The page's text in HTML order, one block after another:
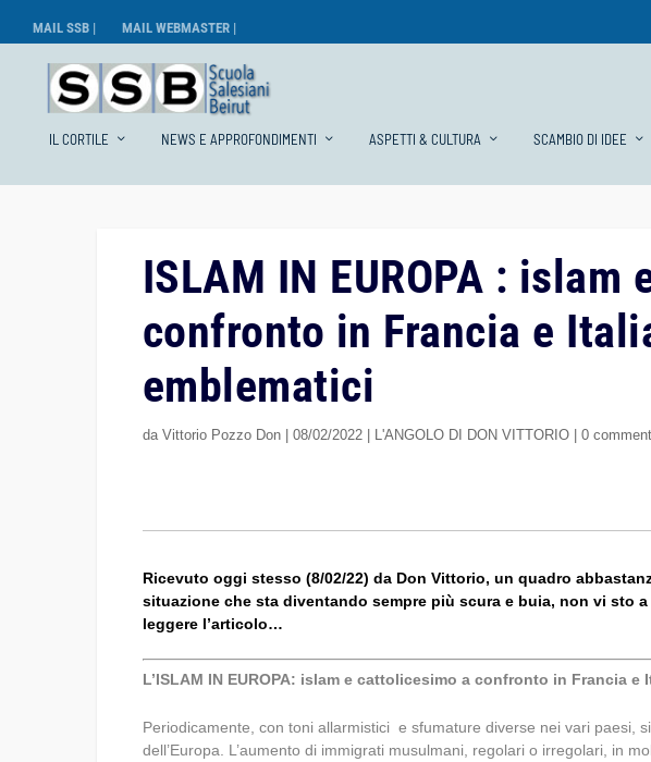
MAIL SSB | MAIL WEBMASTER |
IL CORTILE NEWS E APPROFONDIMENTI ASPETTI & CULTURA SCAMBIO DI IDEE
ISLAM IN EUROPA :
confronto in Francia e
emblematici
da Vittorio Pozzo Don| 08/02/2022| L'ANGOLO DI DON VITTORIO| 0
Ricevuto oggi stesso (8/02/22) da Don Vittorio, un quadro
situazione che sta diventando sempre più scura e buia, non vi sto
leggere l’articolo…
L’ISLAM IN EUROPA: islam e cattolicesimo a confronto in Francia e
Periodicamente, con toni allarmistici e sfumature diverse nei vari paesi,
dell’Europa. L’aumento di immigrati musulmani, regolari o irregolari, in